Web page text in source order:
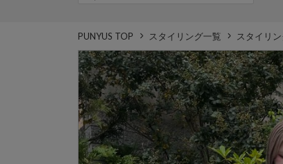
PUNYUS TOP スタイリング一覧 スタイリ